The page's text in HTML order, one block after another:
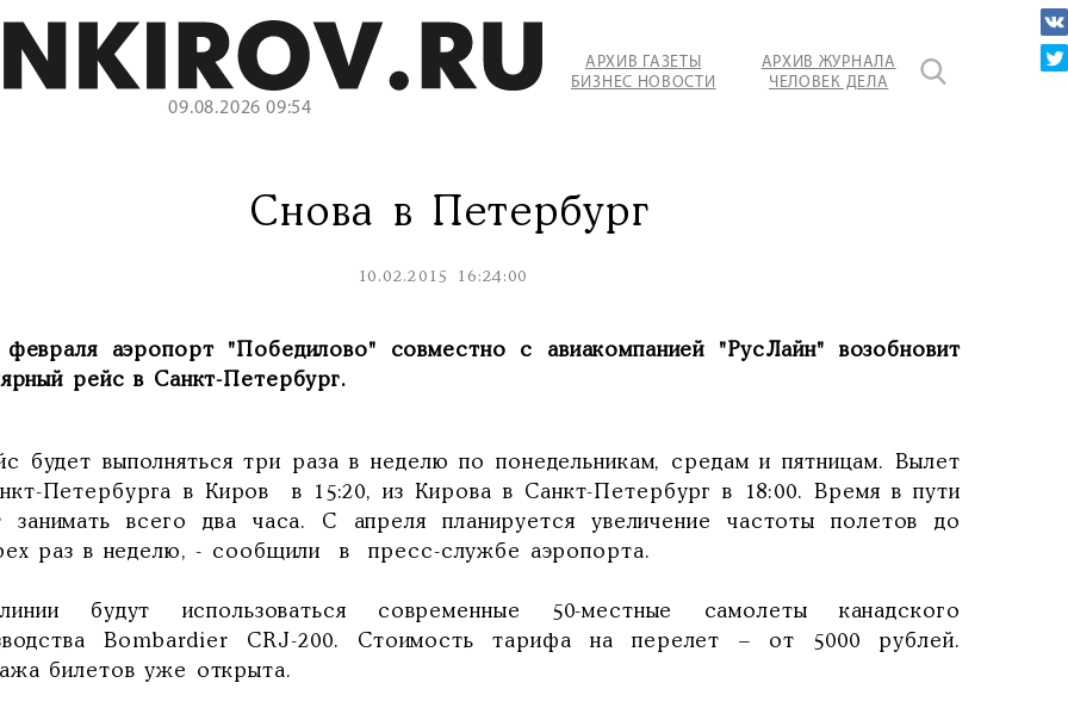
09.08.2026 09:54
АРХИВ ГАЗЕТЫ
БИЗНЕС НОВОСТИ
АРХИВ ЖУРНАЛА
ЧЕЛОВЕК ДЕЛА
Снова в Петербург
10.02.2015 16:24:00
аэропорт "Победилово" совместно с авиакомпанией "РусЛайн" возобновит
рейс в Санкт-Петербург.
будет выполняться три раза в неделю по понедельникам, средам и пятницам. Вылет
Петербурга в Киров в 15:20, из Кирова в Санкт-Петербург в 18:00. Время в пути
занимать всего два часа. С апреля планируется увеличение частоты полетов до
раз в неделю, - сообщили в пресс-службе аэропорта.
будут использоваться современные 50-местные самолеты канадского
Bombardier CRJ-200. Стоимость тарифа на перелет – от 5000 рублей.
билетов уже открыта.